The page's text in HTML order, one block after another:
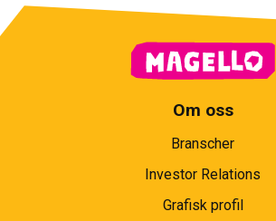
Om oss
Branscher
Investor Relations
Grafisk profil